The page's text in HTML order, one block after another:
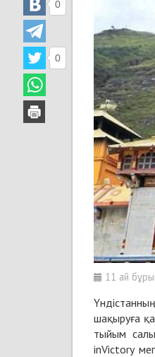
11 ай
0
0
шақыруға
тыйым
inVictory